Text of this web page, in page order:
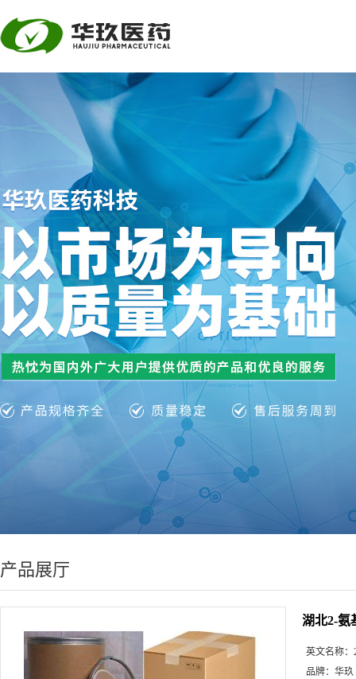
产品展厅
湖北2-氨
英文名称：
品牌： 华玖